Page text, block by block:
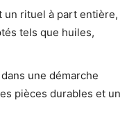
un rituel à part entière,
tels que huiles,
une démarche
pièces durables et un